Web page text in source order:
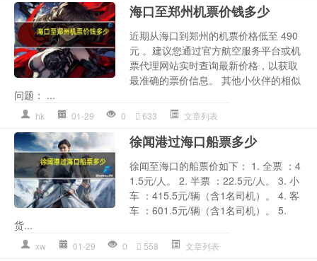
海口至郑州机票价钱多少
近期从海口到郑州的机票价格低至 490
元 。建议您通过官方航空服务平台或机
票代理网站实时查询最新价格，以获取
最准确的票价信息。 其他小伙伴的相似
问题： ...
hk 01-29 0 633 文章列表
徐闻港过海口船票多少
徐闻至海口的船票价如下： 1. 全票 ：4
1.5元/人。 2. 半票 ：22.5元/人。 3. 小
车 ：415.5元/辆（含1名司机）。 4. 客
车 ：601.5元/辆（含1名司机）。 5.
货...
xw 01-29 0 558 文章列表